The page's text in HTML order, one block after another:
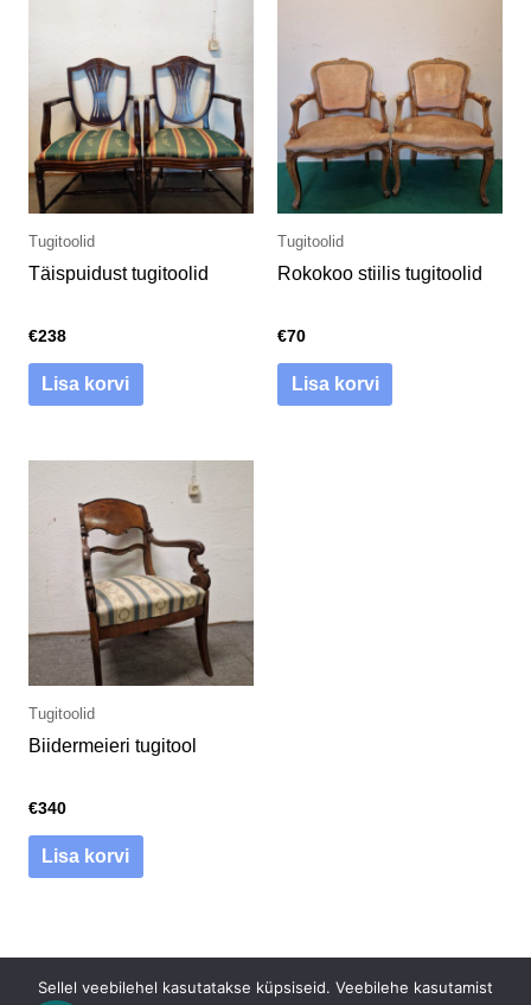
Tugitoolid
Täispuidust tugitoolid
€238
Lisa korvi
Tugitoolid
Rokokoo stiilis tugitoolid
€70
Lisa korvi
Tugitoolid
Biidermeieri tugitool
€340
Lisa korvi
Sellel veebilehel kasutatakse küpsiseid. Veebilehe kasutamist